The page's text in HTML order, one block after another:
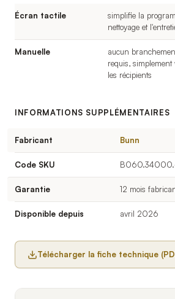
Écran tactile
simplifie la
nettoyage et
Manuelle
aucun
requis,
les récipients
INFORMATIONS SUPPLÉMENTAIRES
Fabricant Bunn
Code SKU
Garantie 12 mois
Disponible depuis avril 2026
Télécharger la fiche technique